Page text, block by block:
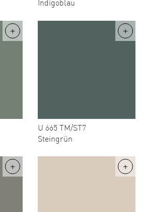
U 665 TM/ST7
Steingrün